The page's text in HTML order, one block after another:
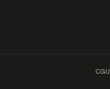
CGU